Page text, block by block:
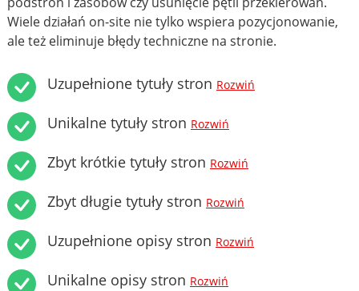
Wiele działań on-site nie tylko wspiera pozycjonowanie,
ale też eliminuje błędy techniczne na stronie.
Uzupełnione tytuły stron Rozwiń
Unikalne tytuły stron Rozwiń
Zbyt krótkie tytuły stron Rozwiń
Zbyt długie tytuły stron Rozwiń
Uzupełnione opisy stron Rozwiń
Unikalne opisy stron Rozwiń